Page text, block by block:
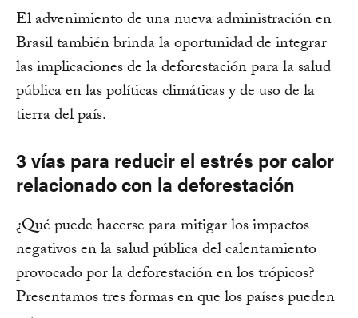
El advenimiento de una nueva administración en
Brasil también brinda la oportunidad de integrar
las implicaciones de la deforestación para la salud
pública en las políticas climáticas y de uso de la
tierra del país.
3 vías para reducir el estrés por calor
relacionado con la deforestación
¿Qué puede hacerse para mitigar los impactos
negativos en la salud pública del calentamiento
provocado por la deforestación en los trópicos?
Presentamos tres formas en que los países pueden